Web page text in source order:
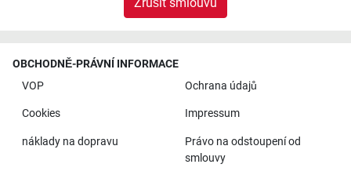
OBCHODNĚ-PRÁVNÍ INFORMACE
VOP
Ochrana údajů
Cookies Impressum
náklady na dopravu
Právo na odstoupení od
smlouvy